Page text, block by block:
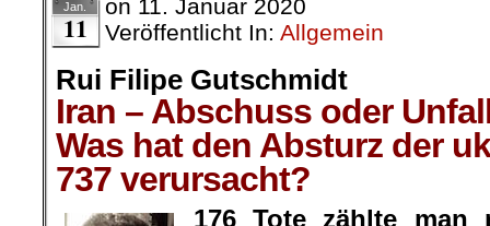
Jan.
11
on 11. Januar 2020
Veröffentlicht In: Allgemein
Rui Filipe Gutschmidt
Iran – Abschuss oder
Was hat den Absturz der
737 verursacht?
176 Tote zählte man